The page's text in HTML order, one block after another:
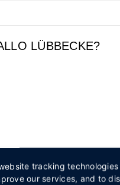
LÜBBECKE?
tracking
our services, and to